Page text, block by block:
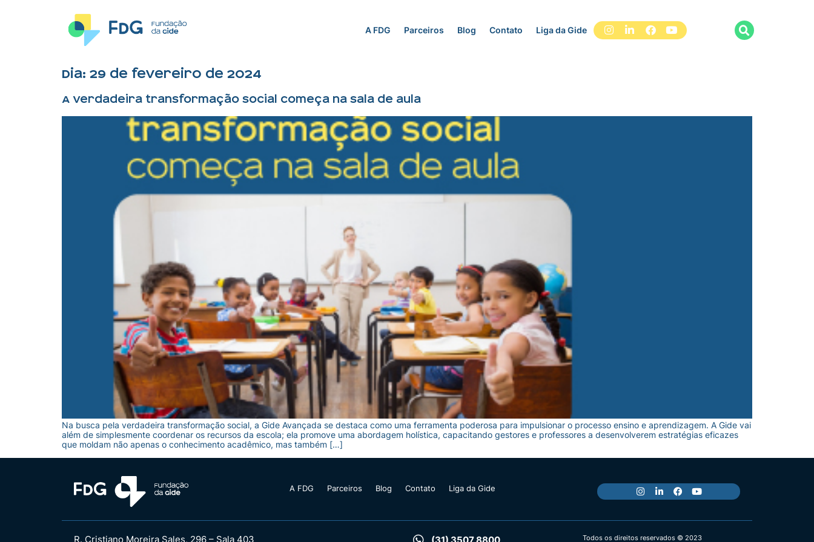
A FDG Parceiros Blog Contato Liga da Gide
Dia: 29 de fevereiro de 2024
A verdadeira transformação social começa na sala de aula
Na busca pela verdadeira transformação social, a Gide Avançada se destaca como uma ferramenta poderosa para impulsionar o processo ensino e aprendizagem. A Gide vai
além de simplesmente coordenar os recursos da escola; ela promove uma abordagem holística, capacitando gestores e professores a desenvolverem estratégias eficazes
que moldam não apenas o conhecimento acadêmico, mas também […]
A FDG Parceiros Blog Contato Liga da Gide
R. Cristiano Moreira Sales, 296 – Sala 403 Todos os direitos reservados © 2023